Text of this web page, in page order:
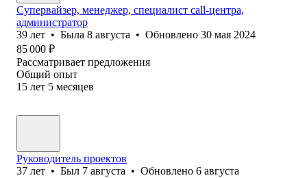
Cупервайзер, менеджер, специалист call-центра,
администратор
39 лет • Была 8 августа • Обновлено 30 мая 2024
85 000 ₽
Рассматривает предложения
Общий опыт
15 лет 5 месяцев
Руководитель проектов
37 лет • Был 7 августа • Обновлено 6 августа